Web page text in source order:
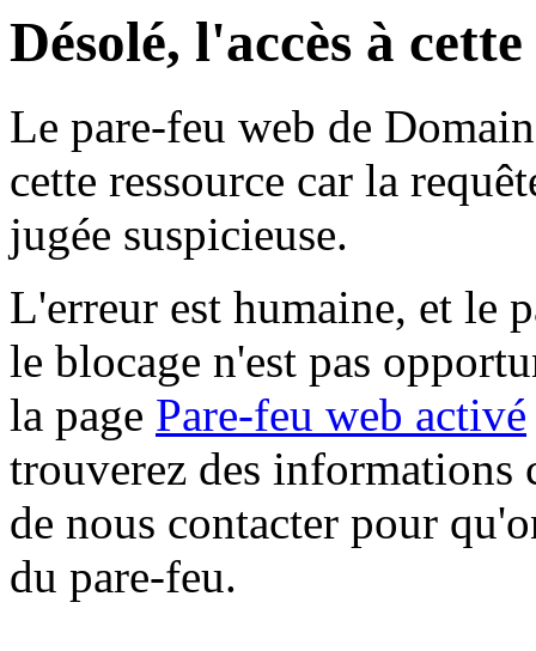
Désolé, l'accès à
Le pare-feu web de
cette ressource car la
jugée suspicieuse.
L'erreur est humaine, et le
le blocage n'est pas
la page Pare-feu web activé
trouverez des informations
de nous contacter pour
du pare-feu.